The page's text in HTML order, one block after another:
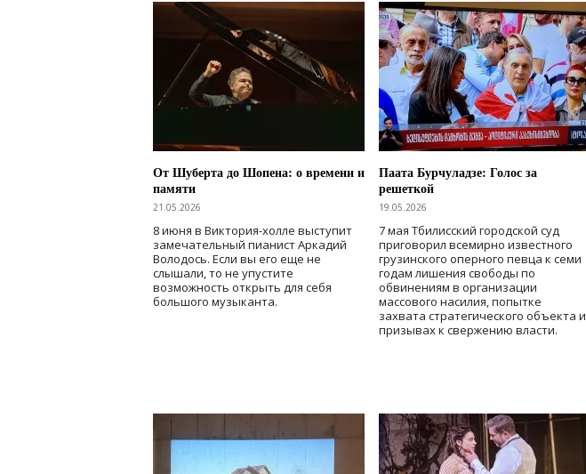
От Шуберта до Шопена: о времени и
памяти
21.05.2026
8 июня в Виктория-холле выступит
замечательный пианист Аркадий
Володось. Если вы его еще не
слышали, то не упустите
возможность открыть для себя
большого музыканта.
Паата Бурчуладзе: Голос за
решеткой
19.05.2026
7 мая Тбилисский городской суд
приговорил всемирно известного
грузинского оперного певца к семи
годам лишения свободы по
обвинениям в организации
массового насилия, попытке
захвата стратегического объекта и
призывах к свержению власти.